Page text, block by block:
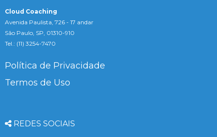
Cloud Coaching
Avenida Paulista, 726 - 17 andar
São Paulo, SP, 01310-910
Tel.: (11) 3254-7470
Política de Privacidade
Termos de Uso
REDES SOCIAIS